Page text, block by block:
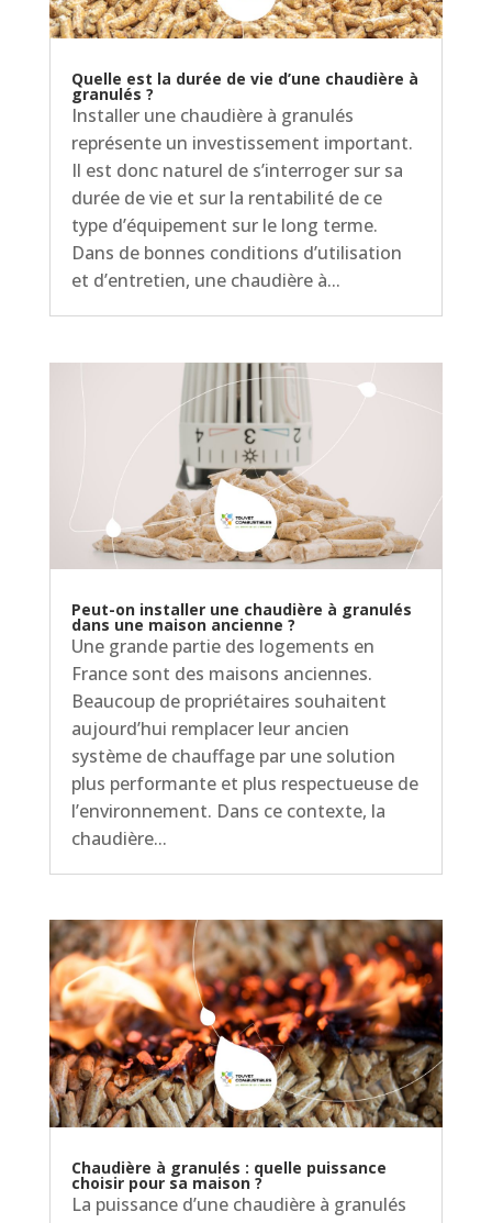
Quelle est la durée de vie d’une chaudière à
granulés ?
Installer une chaudière à granulés
représente un investissement important.
Il est donc naturel de s’interroger sur sa
durée de vie et sur la rentabilité de ce
type d’équipement sur le long terme.
Dans de bonnes conditions d’utilisation
et d’entretien, une chaudière à...
Peut-on installer une chaudière à granulés
dans une maison ancienne ?
Une grande partie des logements en
France sont des maisons anciennes.
Beaucoup de propriétaires souhaitent
aujourd’hui remplacer leur ancien
système de chauffage par une solution
plus performante et plus respectueuse de
l’environnement. Dans ce contexte, la
chaudière...
Chaudière à granulés : quelle puissance
choisir pour sa maison ?
La puissance d’une chaudière à granulés